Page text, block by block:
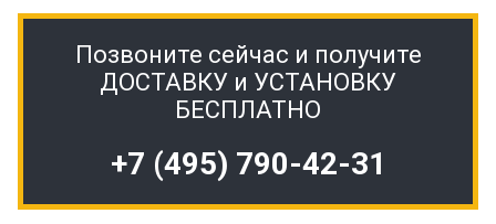
Позвоните сейчас и получите
ДОСТАВКУ и УСТАНОВКУ
БЕСПЛАТНО
+7 (495) 790-42-31